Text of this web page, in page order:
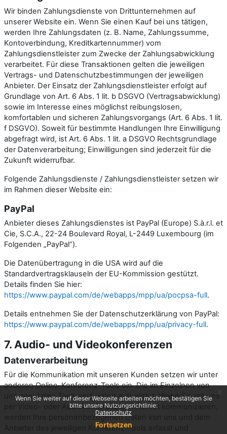
Wenn Sie weiter auf dieser Webseite arbeiten möchten, bestätigen Sie
bitte unsere Nutzungsrichtlinie:
Datenschutz
Fortsetzen
Wir binden Zahlungsdienste von Drittunternehmen auf
unserer Website ein. Wenn Sie einen Kauf bei uns tätigen,
werden Ihre Zahlungsdaten (z. B. Name, Zahlungssumme,
Kontoverbindung, Kreditkartennummer) vom
Zahlungsdienstleister zum Zwecke der Zahlungsabwicklung
verarbeitet. Für diese Transaktionen gelten die jeweiligen
Vertrags- und Datenschutzbestimmungen der jeweiligen
Anbieter. Der Einsatz der Zahlungsdienstleister erfolgt auf
Grundlage von Art. 6 Abs. 1 lit. b DSGVO (Vertragsabwicklung)
sowie im Interesse eines möglichst reibungslosen,
komfortablen und sicheren Zahlungsvorgangs (Art. 6 Abs. 1 lit.
f DSGVO). Soweit für bestimmte Handlungen Ihre Einwilligung
abgefragt wird, ist Art. 6 Abs. 1 lit. a DSGVO Rechtsgrundlage
der Datenverarbeitung; Einwilligungen sind jederzeit für die
Zukunft widerrufbar.
Folgende Zahlungsdienste / Zahlungsdienstleister setzen wir
im Rahmen dieser Website ein:
PayPal
Anbieter dieses Zahlungsdienstes ist PayPal (Europe) S.à.r.l. et
Cie, S.C.A., 22-24 Boulevard Royal, L-2449 Luxembourg (im
Folgenden „PayPal“).
Die Datenübertragung in die USA wird auf die
Standardvertragsklauseln der EU-Kommission gestützt.
Details finden Sie hier:
https://www.paypal.com/de/webapps/mpp/ua/pocpsa-full.
Details entnehmen Sie der Datenschutzerklärung von PayPal:
https://www.paypal.com/de/webapps/mpp/ua/privacy-full.
7. Audio- und Videokonferenzen
Datenverarbeitung
Für die Kommunikation mit unseren Kunden setzen wir unter
anderen Online-Konferenz-Tools ein. Die im Einzelnen von
uns genutzten Tools sind unten aufgelistet. Wenn Sie mit uns
per Video- oder Audiokonferenz via Internet kommunizieren,
werden Ihre personenbezogenen Daten von uns und dem
Anbieter des jeweiligen Konferenz-Tools erfasst und